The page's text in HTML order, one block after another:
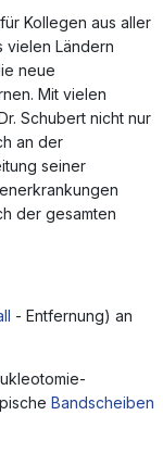
Kollegen aus aller
vielen Ländern
neue
Mit vielen
Schubert nicht nur
an der
seiner
der gesamten
- Entfernung) an
Bandscheiben